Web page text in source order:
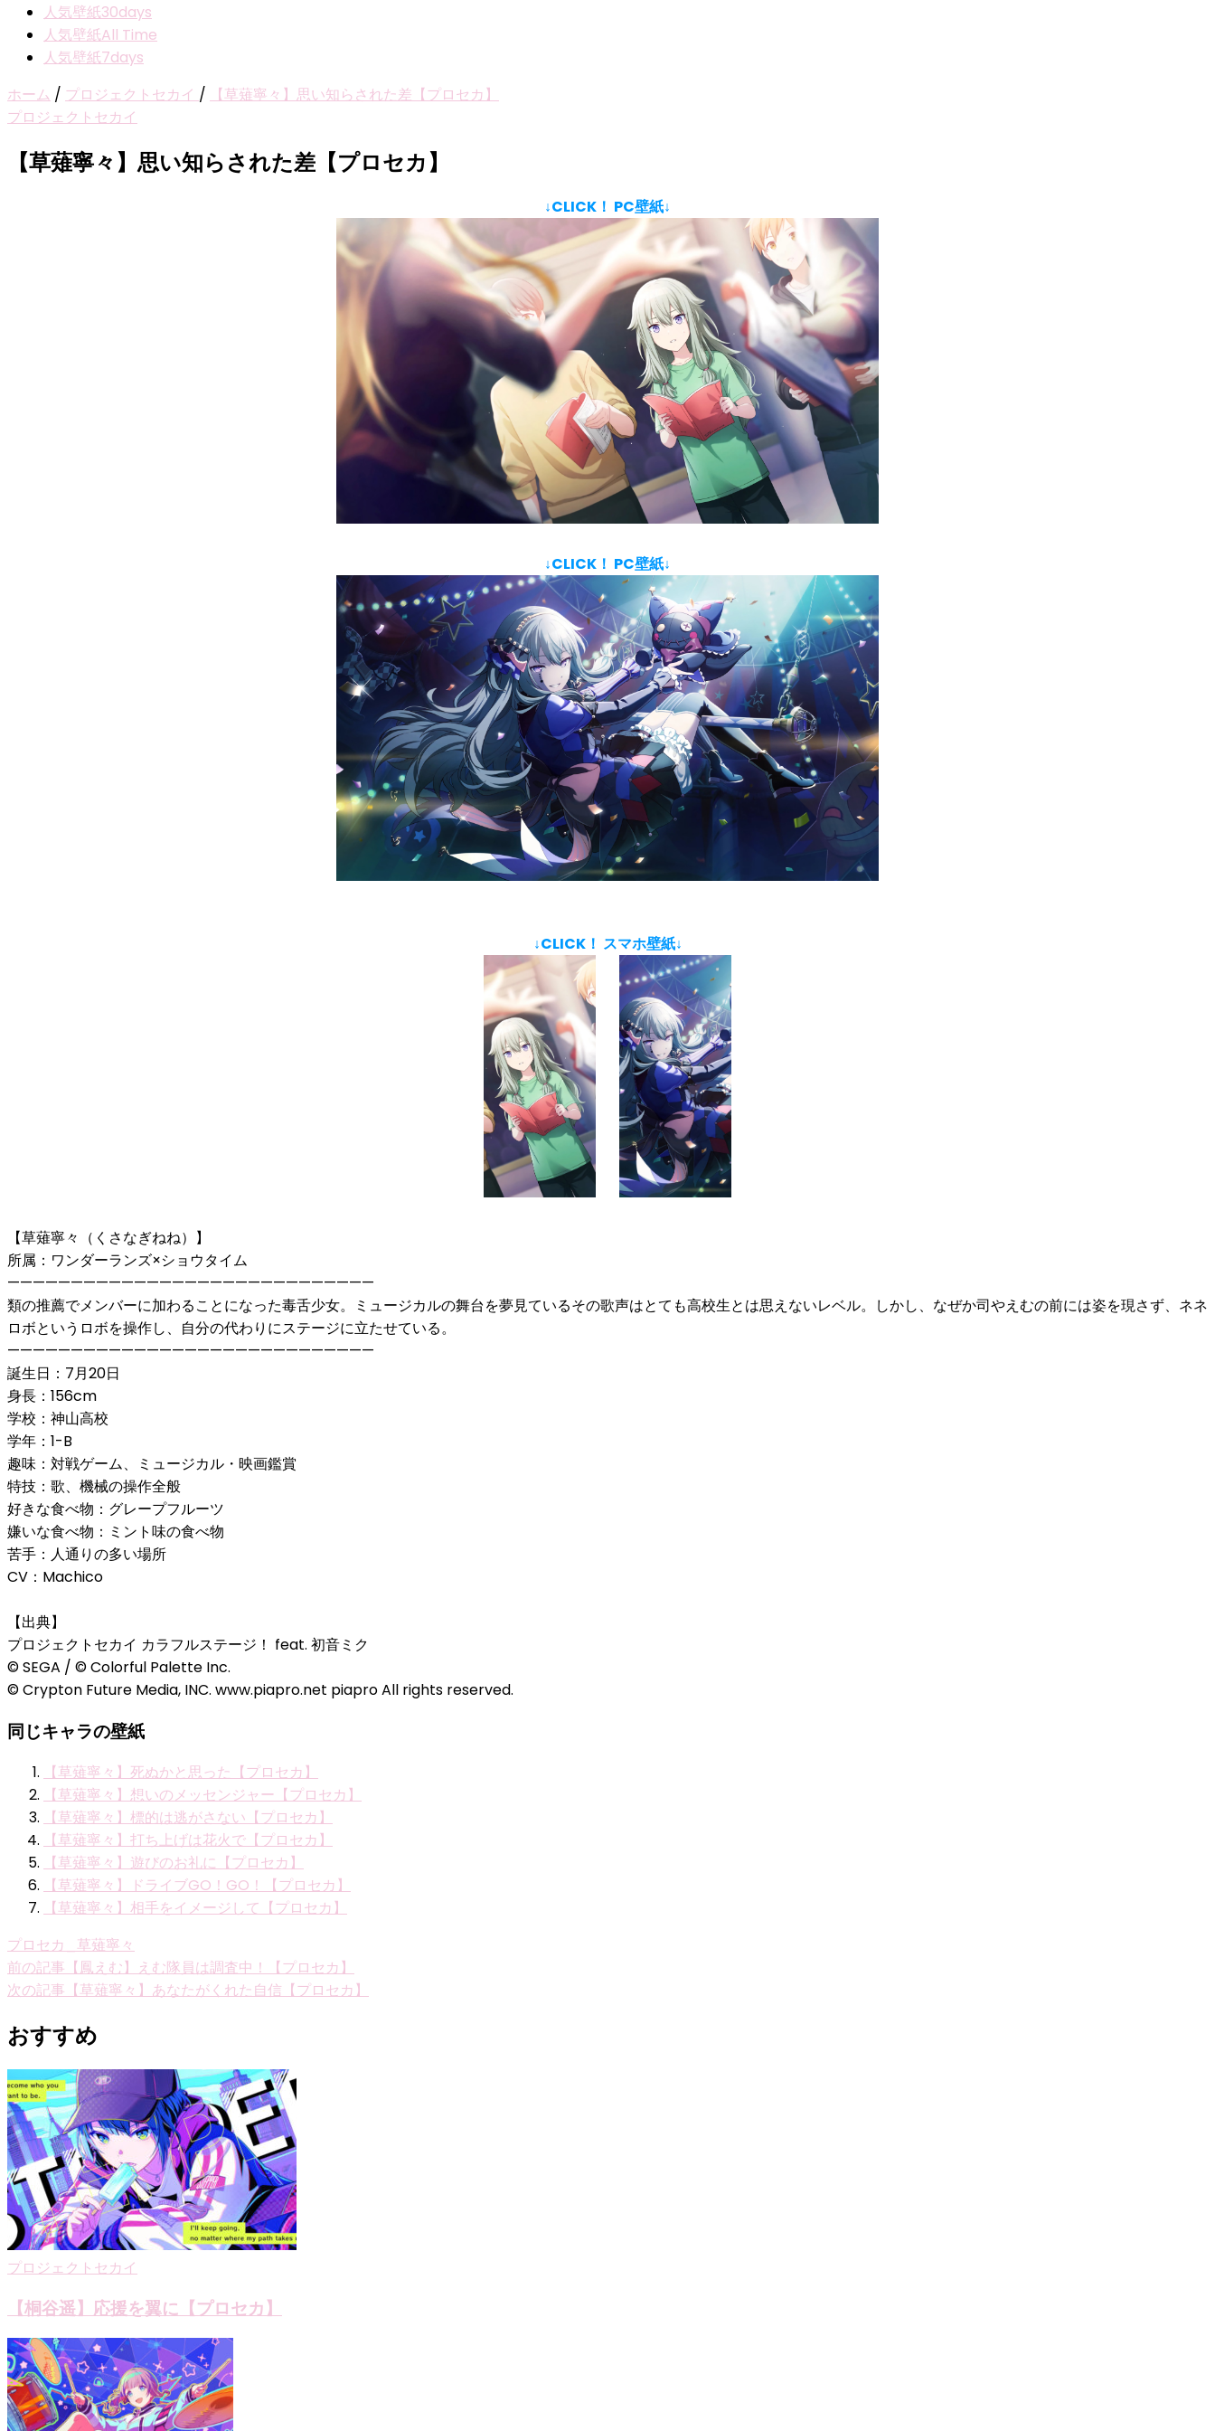
人気壁紙30days
人気壁紙All Time
人気壁紙7days
ホーム / プロジェクトセカイ /
【草薙寧々】思い知らされた差【プロセカ】
プロジェクトセカイ
【草薙寧々】思い知らされた差【プロセカ】
↓CLICK！ PC壁紙↓
↓CLICK！ PC壁紙↓
↓CLICK！ スマホ壁紙↓
【草薙寧々（くさなぎねね）】
所属：ワンダーランズ×ショウタイム
—————————————————————————————
類の推薦でメンバーに加わることになった毒舌少女。ミュージカルの舞台を夢見ているその歌声はとても高校生とは思えないレベル。しかし、なぜか司やえむの前には姿を現さず、ネネ
ロボというロボを操作し、自分の代わりにステージに立たせている。
—————————————————————————————
誕生日：7月20日
身長：156cm
学校：神山高校
学年：1-B
趣味：対戦ゲーム、ミュージカル・映画鑑賞
特技：歌、機械の操作全般
好きな食べ物：グレープフルーツ
嫌いな食べ物：ミント味の食べ物
苦手：人通りの多い場所
CV：Machico
【出典】
プロジェクトセカイ カラフルステージ！ feat. 初音ミク
© SEGA / © Colorful Palette Inc.
© Crypton Future Media, INC. www.piapro.net piapro All rights reserved.
同じキャラの壁紙
【草薙寧々】死ぬかと思った【プロセカ】
【草薙寧々】想いのメッセンジャー【プロセカ】
【草薙寧々】標的は逃がさない【プロセカ】
【草薙寧々】打ち上げは花火で【プロセカ】
【草薙寧々】遊びのお礼に【プロセカ】
【草薙寧々】ドライブGO！GO！【プロセカ】
【草薙寧々】相手をイメージして【プロセカ】
プロセカ_草薙寧々
投
稿
ナ
ビ
ゲ
ー
シ
ョ
ン
前の記事 【鳳えむ】えむ隊員は調査中！【プロセカ】
次の記事 【草薙寧々】あなたがくれた自信【プロセカ】
おすすめ
プロジェクトセカイ
【桐谷遥】応援を翼に【プロセカ】